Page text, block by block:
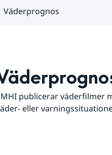
Väderprognos
publicerar väderfilmer
eller